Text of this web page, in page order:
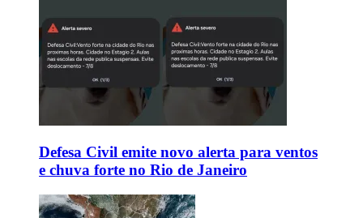
Defesa Civil emite novo alerta para ventos
e chuva forte no Rio de Janeiro